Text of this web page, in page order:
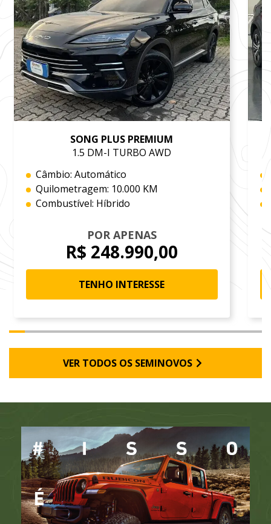
SONG PLUS PREMIUM
1.5 DM-I TURBO AWD
Câmbio: Automático
Quilometragem: 10.000 KM
Combustível: Híbrido
POR APENAS
R$ 248.990,00
TENHO INTERESSE
VER TODOS OS SEMINOVOS